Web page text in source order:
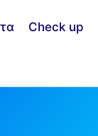
Check up